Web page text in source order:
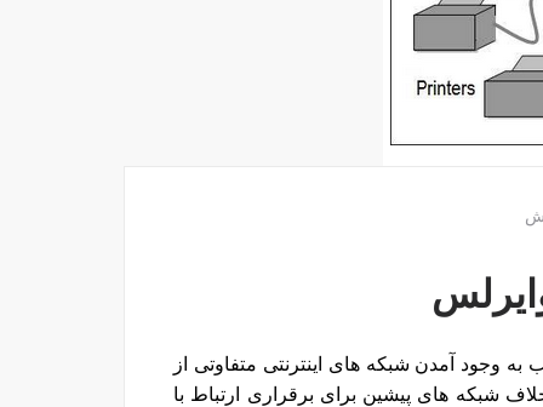
وجود آمدن شبکه های اینترنتی متفاوتی از
شبکه های پیشین برای برقراری ارتباط با